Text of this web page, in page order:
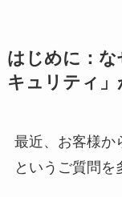
はじめに：
キュリティ」
最近、お客様か
というご質問を